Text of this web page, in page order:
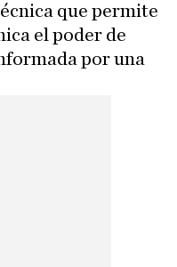
que permite
el poder de
por una